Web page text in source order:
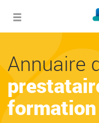
Toggle
Annuaire
formation